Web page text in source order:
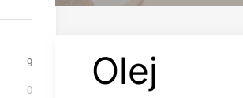
9
0 Olej